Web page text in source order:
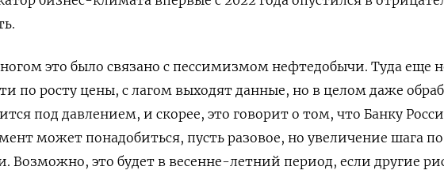
это было связано с пессимизмом нефтедобычи. Туда еще
по росту цены, с лагом выходят данные, но в целом даже
под давлением, и скорее, это говорит о том, что Банку
может понадобиться, пусть разовое, но увеличение шага
Возможно, это будет в весенне-летний период, если другие